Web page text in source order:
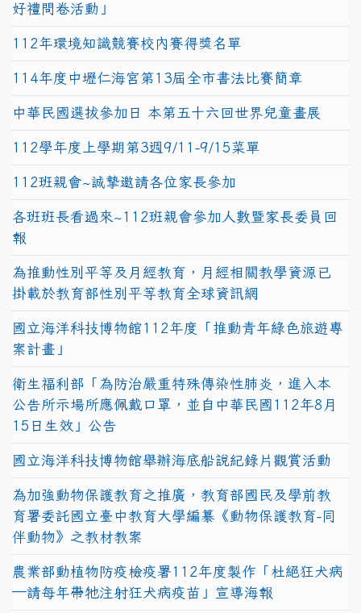
好禮問卷活動」
112年環境知識競賽校內賽得獎名單
114年度中壢仁海宮第13屆全市書法比賽簡章
中華民國選拔參加日 本第五十六回世界兒童畫展
112學年度上學期第3週9/11-9/15菜單
112班親會~誠摯邀請各位家長參加
各班班長看過來~112班親會參加人數暨家長委員回
報
為推動性別平等及月經教育，月經相關教學資源已
掛載於教育部性別平等教育全球資訊網
國立海洋科技博物館112年度「推動青年綠色旅遊專
案計畫」
衛生福利部「為防治嚴重特殊傳染性肺炎，進入本
公告所示場所應佩戴口罩，並自中華民國112年8月
15日生效」公告
國立海洋科技博物館舉辦海底船說紀錄片觀賞活動
為加強動物保護教育之推廣，教育部國民及學前教
育署委託國立臺中教育大學編纂《動物保護教育-同
伴動物》之教材教案
農業部動植物防疫檢疫署112年度製作「杜絕狂犬病
—請每年帶牠注射狂犬病疫苗」宣導海報